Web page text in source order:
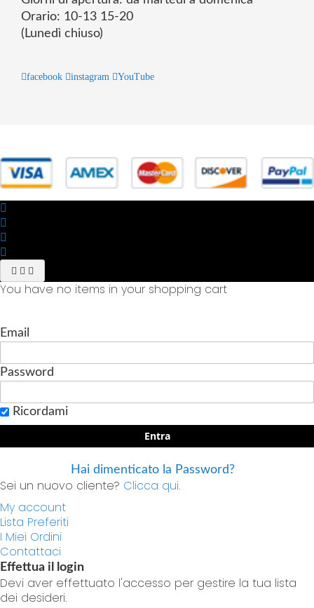
Orario: 10-13 15-20
(Lunedì chiuso)
facebook instagram YouTube
You have no items in your shopping cart
Email
Password
Ricordami
Entra
Hai dimenticato la Password?
Sei un nuovo cliente? Clicca qui.
My account
Lista Preferiti
I Miei Ordini
Contattaci
Effettua il login
Devi aver effettuato l'accesso per gestire la tua lista
dei desideri.